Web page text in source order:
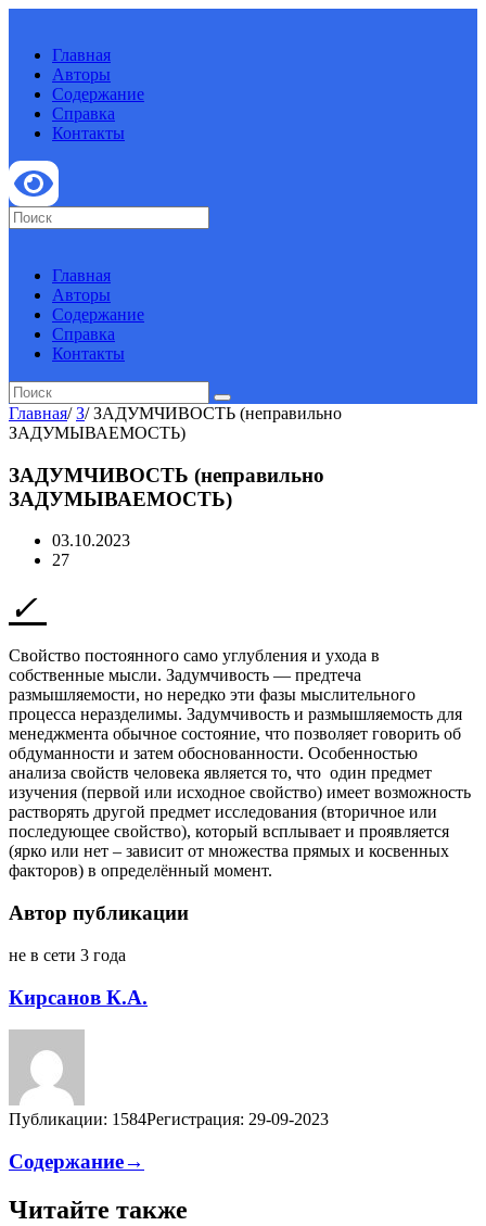
Главная
Авторы
Содержание
Справка
Контакты
Главная
Авторы
Содержание
Справка
Контакты
Главная/ З/ ЗАДУМЧИВОСТЬ (неправильно
ЗАДУМЫВАЕМОСТЬ)
ЗАДУМЧИВОСТЬ (неправильно
ЗАДУМЫВАЕМОСТЬ)
03.10.2023
27
Свойство постоянного само углубления и ухода в
собственные мысли. Задумчивость — предтеча
размышляемости, но нередко эти фазы мыслительного
процесса неразделимы. Задумчивость и размышляемость для
менеджмента обычное состояние, что позволяет говорить об
обдуманности и затем обоснованности. Особенностью
анализа свойств человека является то, что один предмет
изучения (первой или исходное свойство) имеет возможность
растворять другой предмет исследования (вторичное или
последующее свойство), который всплывает и проявляется
(ярко или нет – зависит от множества прямых и косвенных
факторов) в определённый момент.
Автор публикации
не в сети 3 года
Кирсанов К.А.
Публикации: 1584Регистрация: 29-09-2023
Содержание→
Читайте также